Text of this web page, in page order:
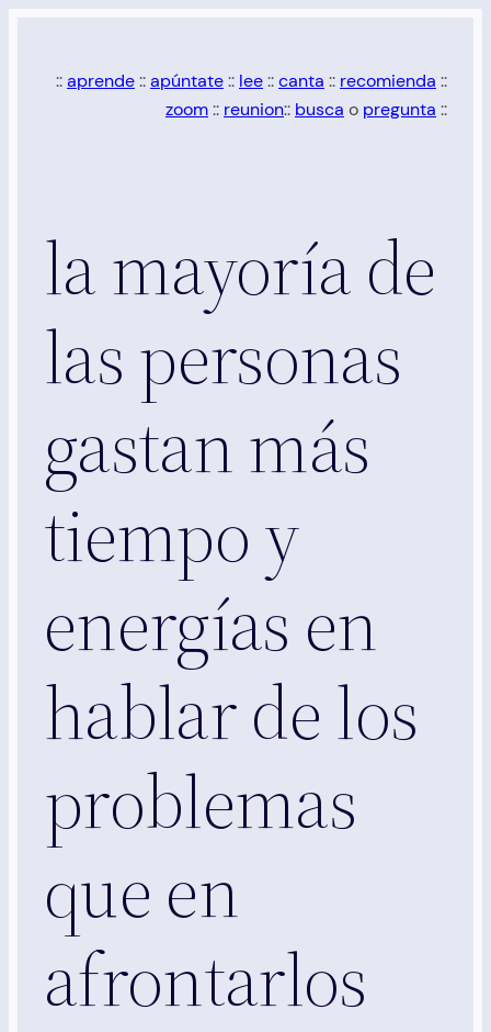
contenido
::aprende::apúntate:: lee::canta :: recomienda ::
zoom:: reunion:: busca o pregunta ::
la mayoría de
las personas
gastan más
tiempo y
energías en
hablar de los
problemas
que en
afrontarlos